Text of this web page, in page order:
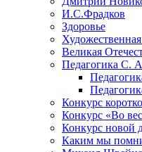
И.С.Фрадков
Здоровье
Великая
Педагогика С.
Конкурс
Конкурс «Во
Конкурс новой
Каким мы